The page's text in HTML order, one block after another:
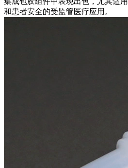
和患者安全的受监管医疗应用。